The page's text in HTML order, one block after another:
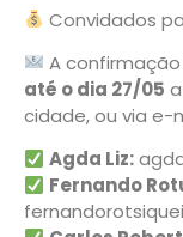
Convidados
A
até o dia 27/05
cidade, ou via e-
Agda Liz:
Fernando